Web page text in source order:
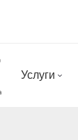
Услуги